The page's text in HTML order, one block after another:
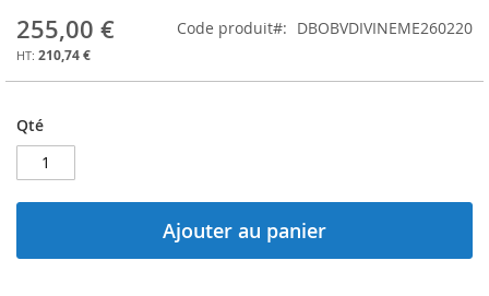
of
the
255,00 €
210,74 €
Code produit DBOBVDIVINEME260220
Qté
Ajouter au panier